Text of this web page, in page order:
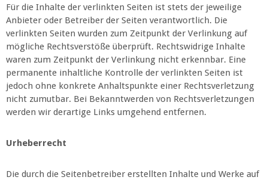
Für die Inhalte der verlinkten Seiten ist stets der jeweilige
Anbieter oder Betreiber der Seiten verantwortlich. Die
verlinkten Seiten wurden zum Zeitpunkt der Verlinkung auf
mögliche Rechtsverstöße überprüft. Rechtswidrige Inhalte
waren zum Zeitpunkt der Verlinkung nicht erkennbar. Eine
permanente inhaltliche Kontrolle der verlinkten Seiten ist
jedoch ohne konkrete Anhaltspunkte einer Rechtsverletzung
nicht zumutbar. Bei Bekanntwerden von Rechtsverletzungen
werden wir derartige Links umgehend entfernen.
Urheberrecht
Die durch die Seitenbetreiber erstellten Inhalte und Werke auf